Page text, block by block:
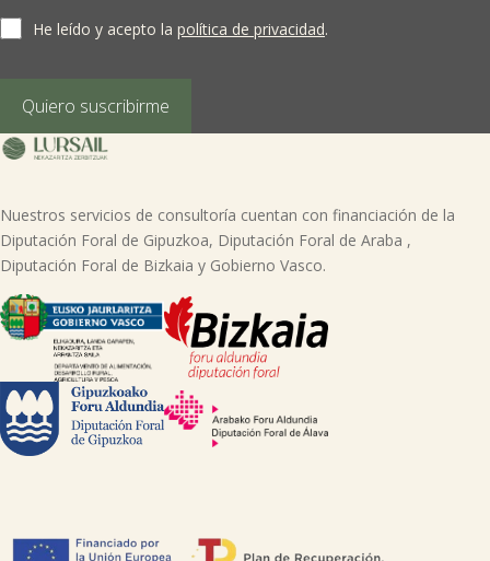
terceros salvo obligación legal. Cualquier persona tiene derecho a solicitar el
acceso, rectificación, supresión, limitación del tratamiento, oposición o
lursail@lursailkoop.eus. Puede obtener información adicional en nuestra
página web.
He leído y acepto la política de privacidad.
Quiero suscribirme
Nuestros servicios de consultoría cuentan con financiación de la
Diputación Foral de Gipuzkoa, Diputación Foral de Araba ,
Diputación Foral de Bizkaia y Gobierno Vasco.